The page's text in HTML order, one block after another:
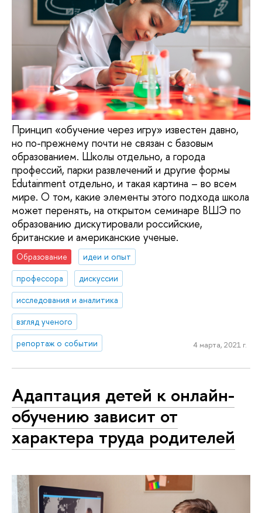
Принцип «обучение через игру» известен давно,
но по-прежнему почти не связан с базовым
образованием. Школы отдельно, а города
профессий, парки развлечений и другие формы
Edutainment отдельно, и такая картина – во всем
мире. О том, какие элементы этого подхода школа
может перенять, на открытом семинаре ВШЭ по
образованию дискутировали российские,
британские и американские ученые.
Образование
идеи и опыт
профессора
дискуссии
исследования и аналитика
взгляд ученого
репортаж о событии
4 марта, 2021 г.
Адаптация детей к онлайн-
обучению зависит от
характера труда родителей